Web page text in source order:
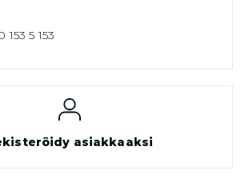
153 5 153
asiakkaaksi